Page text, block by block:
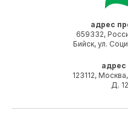
адрес
659332,
Бийск, ул.
адрес
123112,
Д.